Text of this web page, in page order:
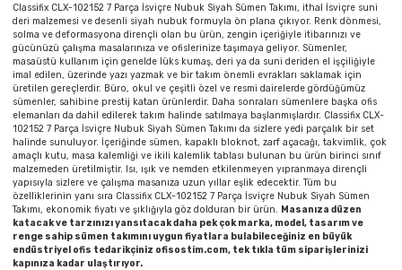
Classifix CLX-102152 7 Parça İsviçre Nubuk Siyah Sümen Takımı, ithal İsviçre suni
deri malzemesi ve desenli siyah nubuk formuyla ön plana çıkıyor. Renk dönmesi,
solma ve deformasyona dirençli olan bu ürün, zengin içeriğiyle itibarınızı ve
gücünüzü çalışma masalarınıza ve ofislerinize taşımaya geliyor. Sümenler,
masaüstü kullanım için genelde lüks kumaş, deri ya da suni deriden el işçiliğiyle
imal edilen, üzerinde yazı yazmak ve bir takım önemli evrakları saklamak için
üretilen gereçlerdir. Büro, okul ve çeşitli özel ve resmi dairelerde gördüğümüz
sümenler, sahibine prestij katan ürünlerdir. Daha sonraları sümenlere başka ofis
elemanları da dahil edilerek takım halinde satılmaya başlanmışlardır. Classifix CLX-
102152 7 Parça İsviçre Nubuk Siyah Sümen Takımı da sizlere yedi parçalık bir set
halinde sunuluyor. İçeriğinde sümen, kapaklı bloknot, zarf açacağı, takvimlik, çok
amaçlı kutu, masa kalemliği ve ikili kalemlik tablası bulunan bu ürün birinci sınıf
malzemeden üretilmiştir. Isı, ışık ve nemden etkilenmeyen yıpranmaya dirençli
yapısıyla sizlere ve çalışma masanıza uzun yıllar eşlik edecektir. Tüm bu
özelliklerinin yanı sıra Classifix CLX-102152 7 Parça İsviçre Nubuk Siyah Sümen
Takımı, ekonomik fiyatı ve şıklığıyla göz dolduran bir ürün. Masanıza düzen
katacak ve tarzınızı yansıtacak daha pek çok marka, model, tasarım ve
renge sahip sümen takımını uygun fiyatlara bulabileceğiniz en büyük
endüstriyel ofis tedarikçiniz ofisostim.com, tek tıkla tüm siparişlerinizi
kapınıza kadar ulaştırıyor.